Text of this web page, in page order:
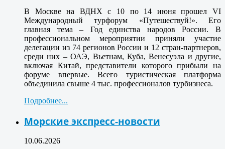
В Москве на ВДНХ с 10 по 14 июня прошел VI
Международный турфорум «Путешествуй!». Его
главная тема – Год единства народов России. В
профессиональном мероприятии приняли участие
делегации из 74 регионов России и 12 стран-партнеров,
среди них – ОАЭ, Вьетнам, Куба, Венесуэла и другие,
включая Китай, представители которого прибыли на
форуме впервые. Всего туристическая платформа
объединила свыше 4 тыс. профессионалов турбизнеса.
Подробнее...
Морские экспресс-новости
10.06.2026